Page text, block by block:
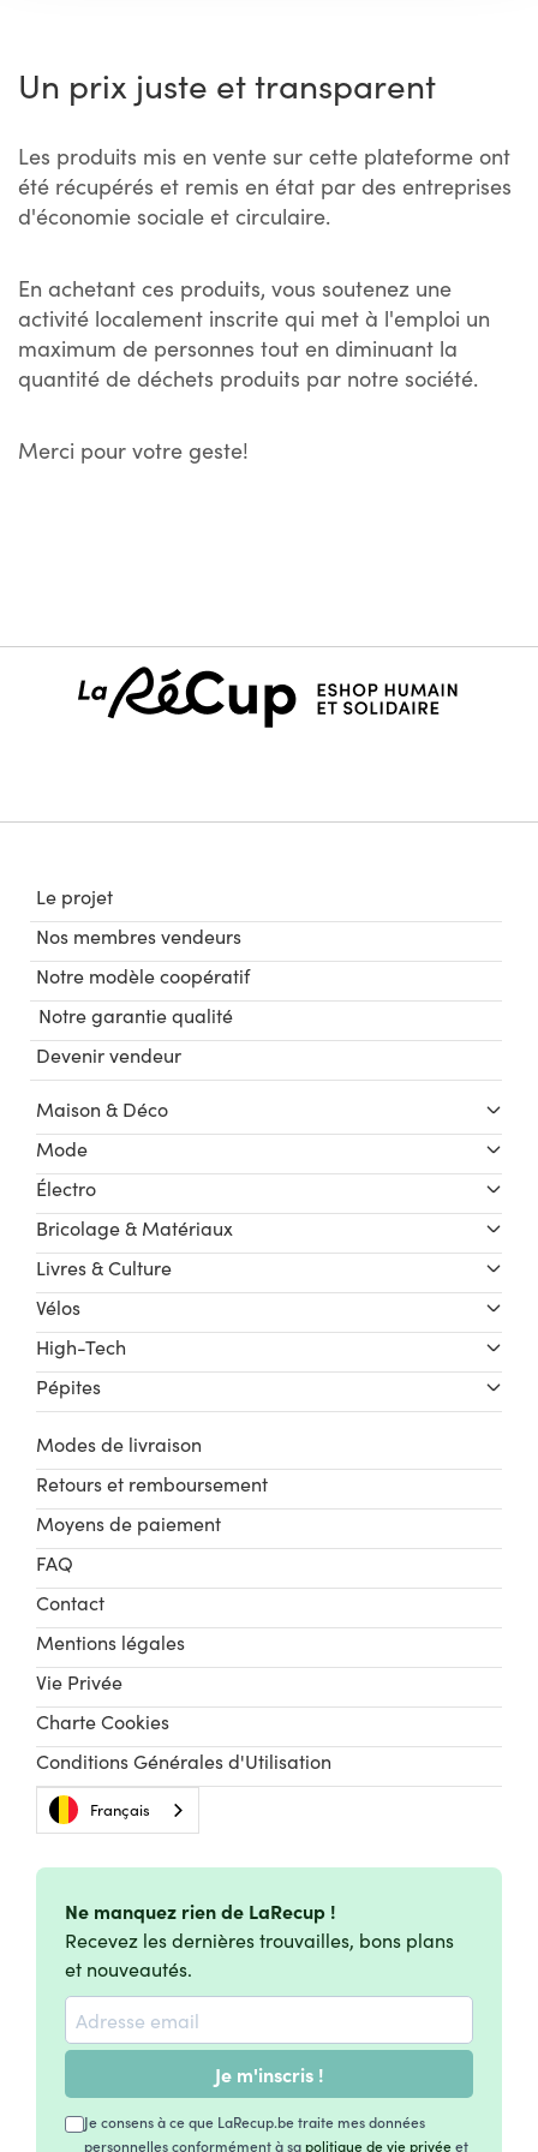
Un prix juste et transparent
Les produits mis en vente sur cette plateforme ont
été récupérés et remis en état par des entreprises
d'économie sociale et circulaire.
En achetant ces produits, vous soutenez une
activité localement inscrite qui met à l'emploi un
maximum de personnes tout en diminuant la
quantité de déchets produits par notre société.
Merci pour votre geste!
Le projet
Nos membres vendeurs
Notre modèle coopératif
Notre garantie qualité
Devenir vendeur
Maison & Déco
Mode
Électro
Bricolage & Matériaux
Livres & Culture
Vélos
High-Tech
Pépites
Modes de livraison
Retours et remboursement
Moyens de paiement
FAQ
Contact
Mentions légales
Vie Privée
Charte Cookies
Conditions Générales d'Utilisation
Français
Ne manquez rien de LaRecup !
Recevez les dernières trouvailles, bons plans
et nouveautés.
Je m'inscris !
Je consens à ce que LaRecup.be traite mes données
personnelles conformément à sapolitique de vie privéeet